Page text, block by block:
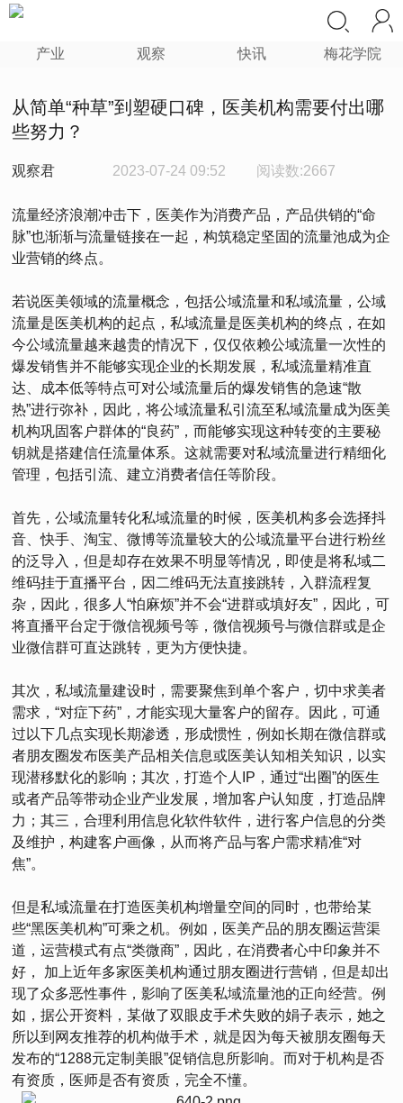
产业 观察 快讯 梅花学院
从简单“种草”到塑硬口碑，医美机构需要付出哪
些努力？
观察君 2023-07-24 09:52 阅读数:2667
流量经济浪潮冲击下，医美作为消费产品，产品供销的“命
脉”也渐渐与流量链接在一起，构筑稳定坚固的流量池成为企
业营销的终点。
若说医美领域的流量概念，包括公域流量和私域流量，公域
流量是医美机构的起点，私域流量是医美机构的终点，在如
今公域流量越来越贵的情况下，仅仅依赖公域流量一次性的
爆发销售并不能够实现企业的长期发展，私域流量精准直
达、成本低等特点可对公域流量后的爆发销售的急速“散
热”进行弥补，因此，将公域流量私引流至私域流量成为医美
机构巩固客户群体的“良药”，而能够实现这种转变的主要秘
钥就是搭建信任流量体系。这就需要对私域流量进行精细化
管理，包括引流、建立消费者信任等阶段。
首先，公域流量转化私域流量的时候，医美机构多会选择抖
音、快手、淘宝、微博等流量较大的公域流量平台进行粉丝
的泛导入，但是却存在效果不明显等情况，即使是将私域二
维码挂于直播平台，因二维码无法直接跳转，入群流程复
杂，因此，很多人“怕麻烦”并不会“进群或填好友”，因此，可
将直播平台定于微信视频号等，微信视频号与微信群或是企
业微信群可直达跳转，更为方便快捷。
其次，私域流量建设时，需要聚焦到单个客户，切中求美者
需求，“对症下药”，才能实现大量客户的留存。因此，可通
过以下几点实现长期渗透，形成惯性，例如长期在微信群或
者朋友圈发布医美产品相关信息或医美认知相关知识，以实
现潜移默化的影响；其次，打造个人IP，通过“出圈”的医生
或者产品等带动企业产业发展，增加客户认知度，打造品牌
力；其三，合理利用信息化软件软件，进行客户信息的分类
及维护，构建客户画像，从而将产品与客户需求精准“对
焦”。
但是私域流量在打造医美机构增量空间的同时，也带给某
些“黑医美机构”可乘之机。例如，医美产品的朋友圈运营渠
道，运营模式有点“类微商”，因此，在消费者心中印象并不
好， 加上近年多家医美机构通过朋友圈进行营销，但是却出
现了众多恶性事件，影响了医美私域流量池的正向经营。例
如，据公开资料，某做了双眼皮手术失败的娟子表示，她之
所以到网友推荐的机构做手术，就是因为每天被朋友圈每天
发布的“1288元定制美眼”促销信息所影响。而对于机构是否
有资质，医师是否有资质，完全不懂。